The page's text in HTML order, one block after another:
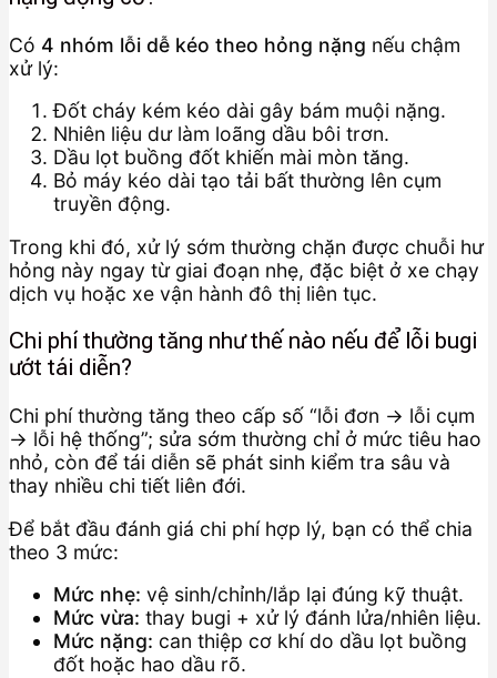
Có 4 nhóm lỗi dễ kéo theo hỏng nặng nếu chậm
xử lý:
Đốt cháy kém kéo dài gây bám muội nặng.
Nhiên liệu dư làm loãng dầu bôi trơn.
Dầu lọt buồng đốt khiến mài mòn tăng.
Bỏ máy kéo dài tạo tải bất thường lên cụm
truyền động.
Trong khi đó, xử lý sớm thường chặn được chuỗi hư
hỏng này ngay từ giai đoạn nhẹ, đặc biệt ở xe chạy
dịch vụ hoặc xe vận hành đô thị liên tục.
Chi phí thường tăng như thế nào nếu để lỗi bugi
ướt tái diễn?
Chi phí thường tăng theo cấp số “lỗi đơn → lỗi cụm
→ lỗi hệ thống”; sửa sớm thường chỉ ở mức tiêu hao
nhỏ, còn để tái diễn sẽ phát sinh kiểm tra sâu và
thay nhiều chi tiết liên đới.
Để bắt đầu đánh giá chi phí hợp lý, bạn có thể chia
theo 3 mức:
Mức nhẹ: vệ sinh/chỉnh/lắp lại đúng kỹ thuật.
Mức vừa: thay bugi + xử lý đánh lửa/nhiên liệu.
Mức nặng: can thiệp cơ khí do dầu lọt buồng
đốt hoặc hao dầu rõ.